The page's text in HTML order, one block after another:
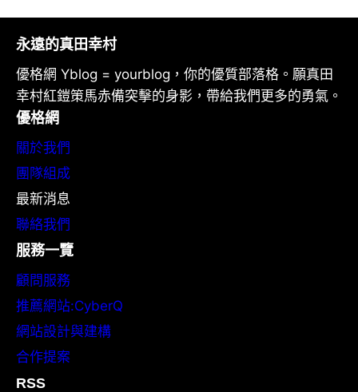
永遠的真田幸村
優格網 Yblog = yourblog，你的優質部落格。願真田
幸村紅鎧策馬赤備突擊的身影，帶給我們更多的勇氣。
優格網
關於我們
團隊組成
最新消息
聯絡我們
服務一覽
顧問服務
推薦網站:CyberQ
網站設計與建構
合作提案
RSS